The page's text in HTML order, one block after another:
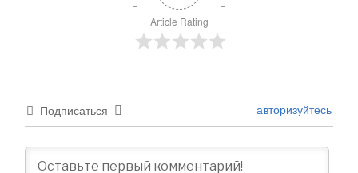
Article Rating
Подписаться авторизуйтесь